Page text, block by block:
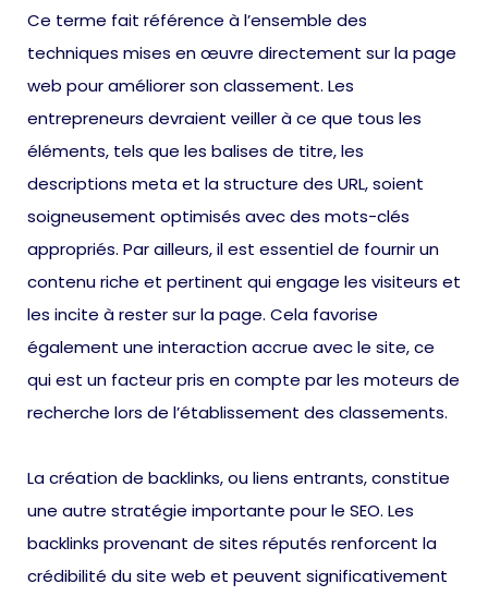
Ce terme fait référence à l’ensemble des
techniques mises en œuvre directement sur la page
web pour améliorer son classement. Les
entrepreneurs devraient veiller à ce que tous les
éléments, tels que les balises de titre, les
descriptions meta et la structure des URL, soient
soigneusement optimisés avec des mots-clés
appropriés. Par ailleurs, il est essentiel de fournir un
contenu riche et pertinent qui engage les visiteurs et
les incite à rester sur la page. Cela favorise
également une interaction accrue avec le site, ce
qui est un facteur pris en compte par les moteurs de
recherche lors de l’établissement des classements.
La création de backlinks, ou liens entrants, constitue
une autre stratégie importante pour le SEO. Les
backlinks provenant de sites réputés renforcent la
crédibilité du site web et peuvent significativement